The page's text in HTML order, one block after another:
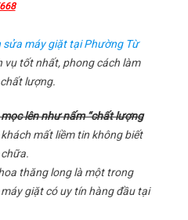
sửa máy giặt tại Phường Từ
vụ tốt nhất, phong cách làm
lượng.
lên như nấm “chất lượng
mất liềm tin không biết
thăng long là một trong
giặt có uy tín hàng đầu tại